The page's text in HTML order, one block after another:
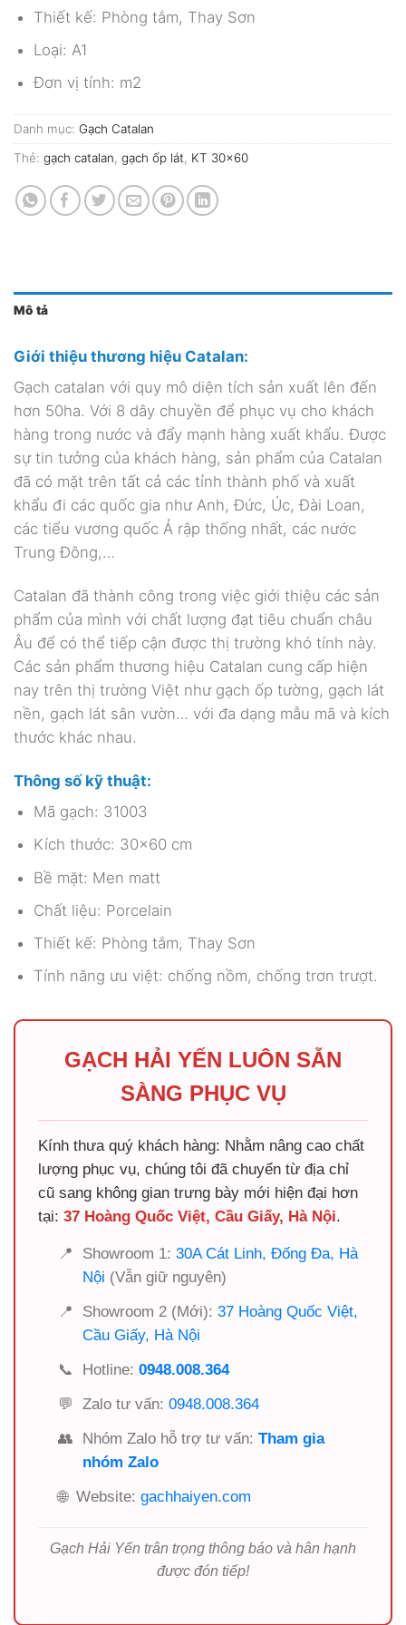
Thiết kế: Phòng tắm, Thay Sơn
Loại: A1
Đơn vị tính: m2
Danh mục: Gạch Catalan
Thẻ: gạch catalan, gạch ốp lát, KT 30x60
Mô tả
Giới thiệu thương hiệu Catalan:
Gạch catalan với quy mô diện tích sản xuất lên đến
hơn 50ha. Với 8 dây chuyền để phục vụ cho khách
hàng trong nước và đẩy mạnh hàng xuất khẩu. Được
sự tin tưởng của khách hàng, sản phẩm của Catalan
đã có mặt trên tất cả các tỉnh thành phố và xuất
khẩu đi các quốc gia như Anh, Đức, Úc, Đài Loan,
các tiểu vương quốc Ả rập thống nhất, các nước
Trung Đông,…
Catalan đã thành công trong việc giới thiệu các sản
phẩm của mình với chất lượng đạt tiêu chuẩn châu
Âu để có thể tiếp cận được thị trường khó tính này.
Các sản phẩm thương hiệu Catalan cung cấp hiện
nay trên thị trường Việt như gạch ốp tường, gạch lát
nền, gạch lát sân vườn… với đa dạng mẫu mã và kích
thước khác nhau.
Thông số kỹ thuật:
Mã gạch: 31003
Kích thước: 30×60 cm
Bề mặt: Men matt
Chất liệu: Porcelain
Thiết kế: Phòng tắm, Thay Sơn
Tính năng ưu việt: chống nồm, chống trơn trượt.
GẠCH HẢI YẾN LUÔN SẴN
SÀNG PHỤC VỤ
Kính thưa quý khách hàng: Nhằm nâng cao chất
lượng phục vụ, chúng tôi đã chuyển từ địa chỉ
cũ sang không gian trưng bày mới hiện đại hơn
tại: 37 Hoàng Quốc Việt, Cầu Giấy, Hà Nội.
📍 Showroom 1: 30A Cát Linh, Đống Đa, Hà
Nội (Vẫn giữ nguyên)
📍
Showroom 2 (Mới): 37 Hoàng Quốc Việt,
Cầu Giấy, Hà Nội
📞
Hotline: 0948.008.364
💬
Zalo tư vấn: 0948.008.364
👥
Nhóm Zalo hỗ trợ tư vấn: Tham gia
nhóm Zalo
🌐 Website: gachhaiyen.com
Gạch Hải Yến trân trọng thông báo và hân hạnh
được đón tiếp!